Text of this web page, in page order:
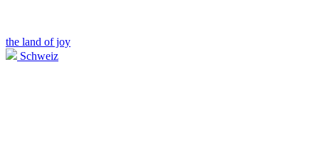
the land of joy
Schweiz